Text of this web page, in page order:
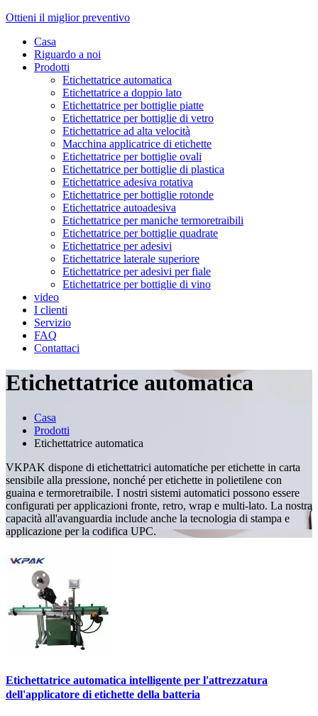
Ottieni il miglior preventivo
Casa
Riguardo a noi
Prodotti
Etichettatrice automatica
Etichettatrice a doppio lato
Etichettatrice per bottiglie piatte
Etichettatrice per bottiglie di vetro
Etichettatrice ad alta velocità
Macchina applicatrice di etichette
Etichettatrice per bottiglie ovali
Etichettatrice per bottiglie di plastica
Etichettatrice adesiva rotativa
Etichettatrice per bottiglie rotonde
Etichettatrice autoadesiva
Etichettatrice per maniche termoretraibili
Etichettatrice per bottiglie quadrate
Etichettatrice per adesivi
Etichettatrice laterale superiore
Etichettatrice per adesivi per fiale
Etichettatrice per bottiglie di vino
video
I clienti
Servizio
FAQ
Contattaci
Etichettatrice automatica
Casa
Prodotti
Etichettatrice automatica
VKPAK dispone di etichettatrici automatiche per etichette in carta
sensibile alla pressione, nonché per etichette in polietilene con
guaina e termoretraibile. I nostri sistemi automatici possono essere
configurati per applicazioni fronte, retro, wrap e multi-lato. La nostra
capacità all'avanguardia include anche la tecnologia di stampa e
applicazione per la codifica UPC.
Etichettatrice automatica intelligente per l'attrezzatura
dell'applicatore di etichette della batteria